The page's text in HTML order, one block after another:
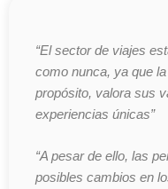
“El sector de viajes
como nunca, ya que
propósito, valora sus
experiencias únicas”
“A pesar de ello, las
posibles cambios en